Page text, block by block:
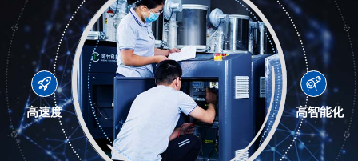
高速度 高智能化